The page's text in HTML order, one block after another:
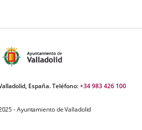
España. Teléfono:+34 983 426 100
- Ayuntamiento de Valladolid